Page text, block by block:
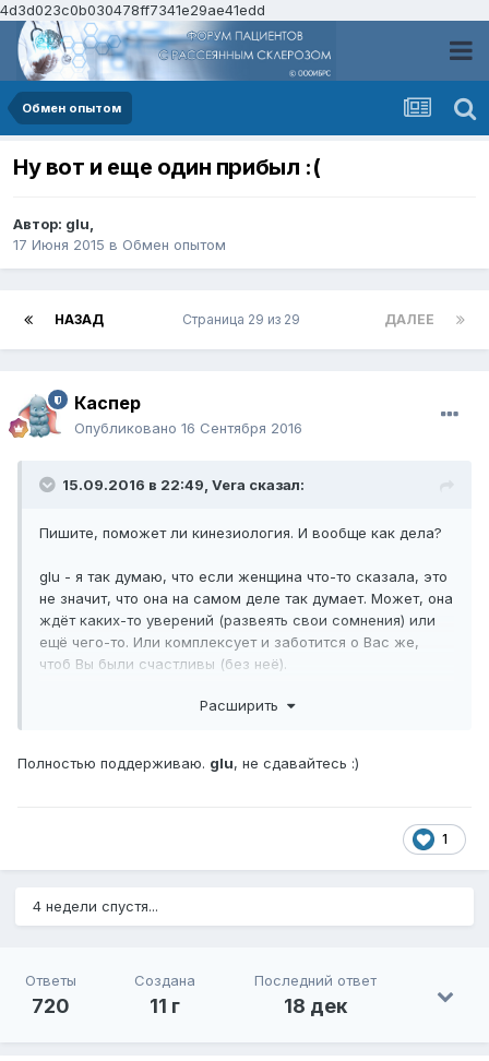
4d3d023c0b030478ff7341e29ae41edd
Обмен опытом
Ну вот и еще один прибыл :(
Автор: glu,
17 Июня 2015 в Обмен опытом
НАЗАД ДАЛЕЕ
Страница 29 из 29
Каспер
Опубликовано 16 Сентября 2016
15.09.2016 в 22:49, Vera сказал:
Пишите, поможет ли кинезиология. И вообще как дела?
glu - я так думаю, что если женщина что-то сказала, это
не значит, что она на самом деле так думает. Может, она
ждёт каких-то уверений (развеять свои сомнения) или
ещё чего-то. Или комплексует и заботится о Вас же,
чтоб Вы были счастливы (без неё).
фразу (или несколько) как некую окончательную
Расширить
Полностью поддерживаю. glu, не сдавайтесь :)
1
4 недели спустя...
Ответы
720
Создана
11 г
Последний ответ
18 дек